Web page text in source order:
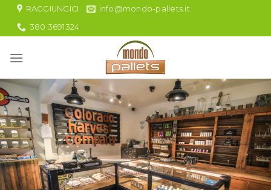
Skip
content
RAGGIUNGICI
info@mondo-pallets.it
380 3691324